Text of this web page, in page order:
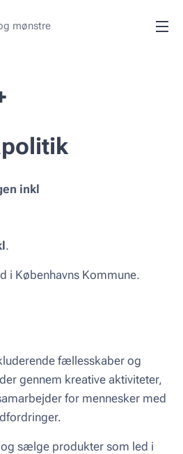
mønstre
inkl
.
i Københavns Kommune.
fællesskaber og
gennem kreative aktiviteter,
for mennesker med
sælge produkter som led i